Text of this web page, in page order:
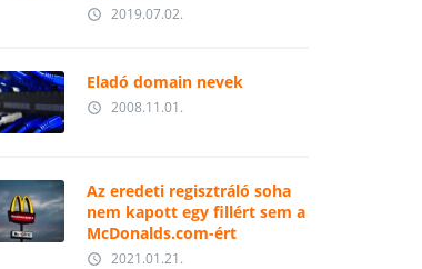
access_time 2019.07.02.
Eladó domain nevek
access_time 2008.11.01.
Az eredeti regisztráló soha
nem kapott egy fillért sem a
McDonalds.com-ért
access_time 2021.01.21.